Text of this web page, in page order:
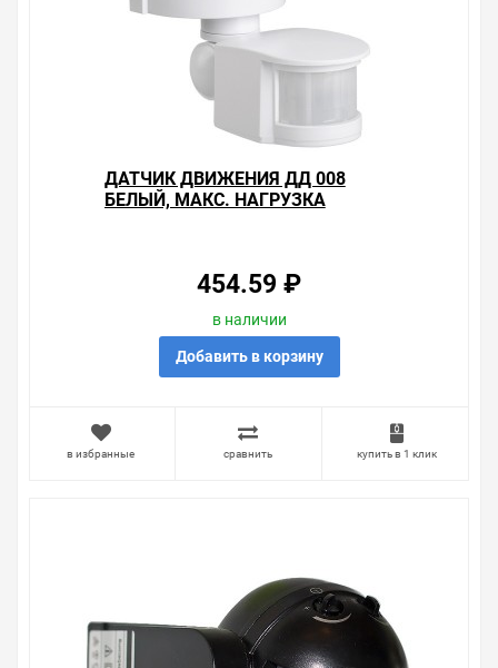
ДАТЧИК ДВИЖЕНИЯ ДД 008
БЕЛЫЙ, МАКС. НАГРУЗКА
454.59 ₽
в наличии
Добавить в корзину
в избранные сравнить купить в 1 клик